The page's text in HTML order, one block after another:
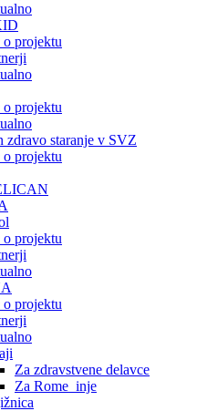
o projektu
o projektu
zdravo staranje v SVZ
o projektu
o projektu
o projektu
Za zdravstvene delavce
Za Rome_inje